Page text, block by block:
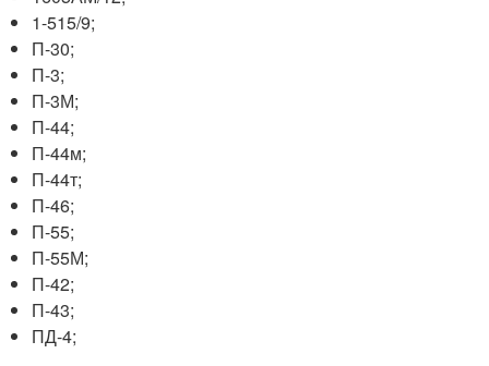
1-515/9;
П-30;
П-3;
П-3М;
П-44;
П-44м;
П-44т;
П-46;
П-55;
П-55М;
П-42;
П-43;
ПД-4;